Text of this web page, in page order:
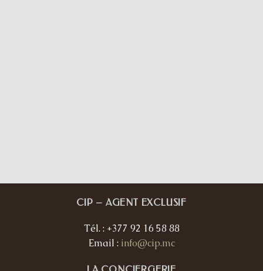
CIP – AGENT EXCLUSIF
Tél. : +377 92 16 58 88
Email : info@cip.mc